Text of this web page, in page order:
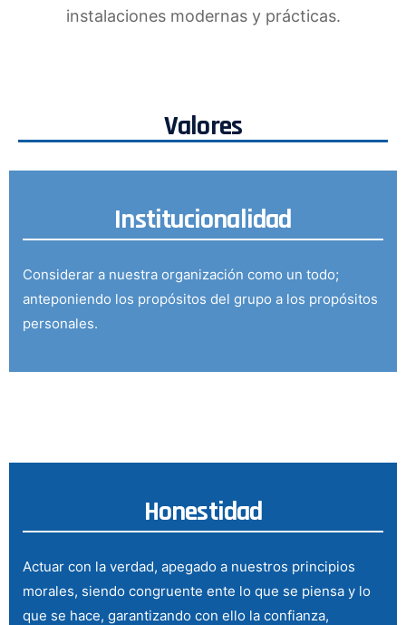
instalaciones modernas y prácticas.
Valores
Institucionalidad
Considerar a nuestra organización como un todo;
anteponiendo los propósitos del grupo a los propósitos
personales.
Honestidad
Actuar con la verdad, apegado a nuestros principios
morales, siendo congruente ente lo que se piensa y lo
que se hace, garantizando con ello la confianza,